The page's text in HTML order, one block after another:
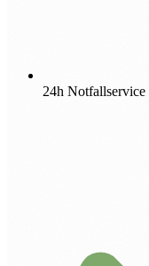
24h Notfallservice